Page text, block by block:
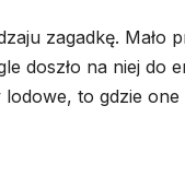
zagadkę. Mało
doszło na niej do
to gdzie